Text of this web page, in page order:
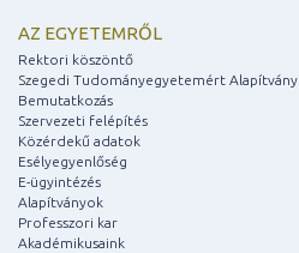
AZ EGYETEMRŐL
Rektori köszöntő
Szegedi Tudományegyetemért Alapítvány
Bemutatkozás
Szervezeti felépítés
Közérdekű adatok
Esélyegyenlőség
E-ügyintézés
Alapítványok
Professzori kar
Akadémikusaink